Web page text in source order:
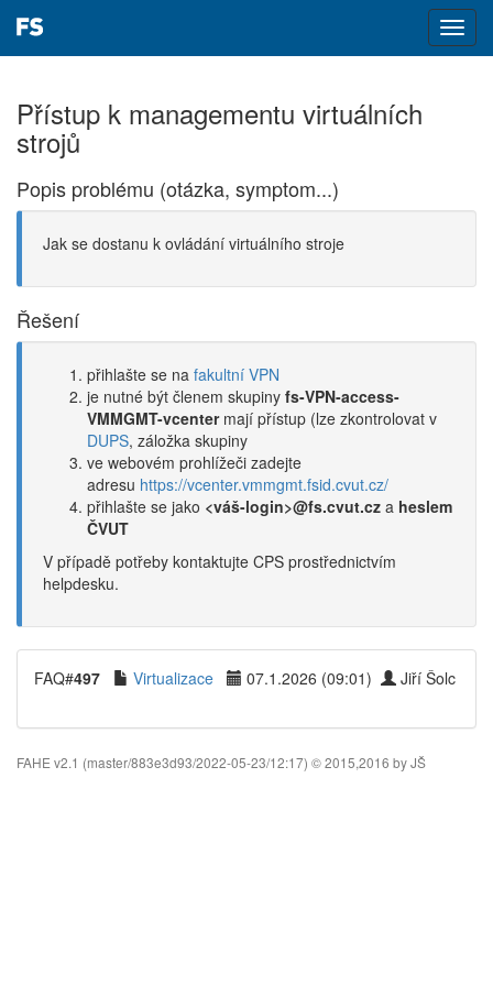
Přístup k managementu virtuálních
strojů
Popis problému (otázka, symptom...)
Jak se dostanu k ovládání virtuálního stroje
Řešení
přihlašte se na fakultní VPN
je nutné být členem skupiny fs-VPN-access-
VMMGMT-vcentermají přístup (lze zkontrolovat v
DUPS, záložka skupiny
ve webovém prohlížeči zadejte
adresu https://vcenter.vmmgmt.fsid.cvut.cz/
přihlašte se jako <váš-login>@fs.cvut.cz a heslem
ČVUT
V případě potřeby kontaktujte CPS prostřednictvím
helpdesku.
FAQ#497 Virtualizace 07.1.2026 (09:01) Jiří Šolc
FAHE v2.1 (master/883e3d93/2022-05-23/12:17) © 2015,2016 by JŠ